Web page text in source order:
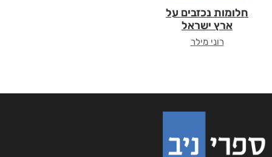
חלומות נכזבים על
ארץ ישראל
רוני מילר